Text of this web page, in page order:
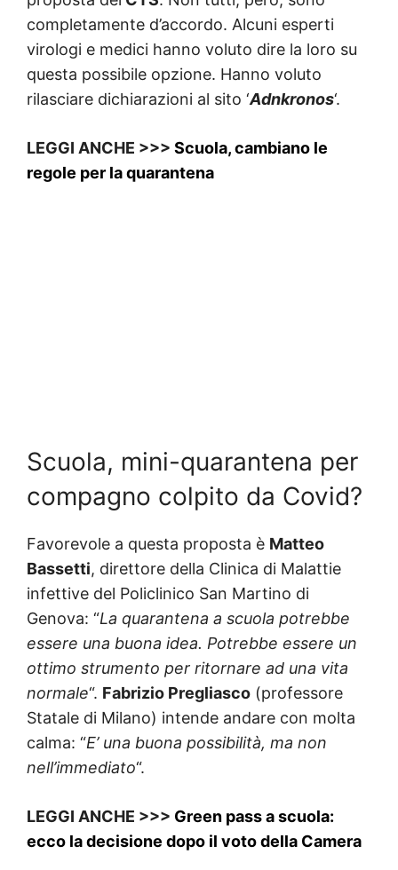
completamente d’accordo. Alcuni esperti
virologi e medici hanno voluto dire la loro su
questa possibile opzione. Hanno voluto
rilasciare dichiarazioni al sito ‘Adnkronos‘.
LEGGI ANCHE >>> Scuola, cambiano le
regole per la quarantena
Scuola, mini-quarantena per
compagno colpito da Covid?
Favorevole a questa proposta è Matteo
Bassetti, direttore della Clinica di Malattie
infettive del Policlinico San Martino di
Genova: “La quarantena a scuola potrebbe
essere una buona idea. Potrebbe essere un
ottimo strumento per ritornare ad una vita
normale“. Fabrizio Pregliasco (professore
Statale di Milano) intende andare con molta
calma: “E’ una buona possibilità, ma non
nell’immediato“.
LEGGI ANCHE >>> Green pass a scuola:
ecco la decisione dopo il voto della Camera